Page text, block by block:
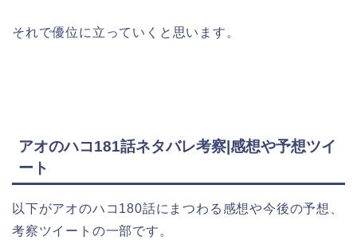
それで優位に立っていくと思います。
アオのハコ181話ネタバレ考察|感想や予想ツイ
ート
以下がアオのハコ180話にまつわる感想や今後の予想、
考察ツイートの一部です。